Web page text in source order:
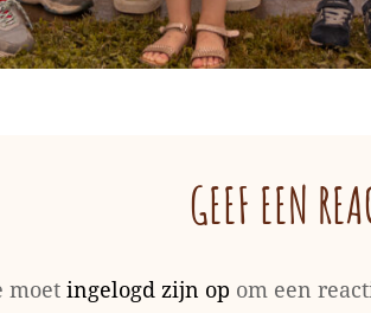
GEEF EEN
moetingelogd zijn op om een